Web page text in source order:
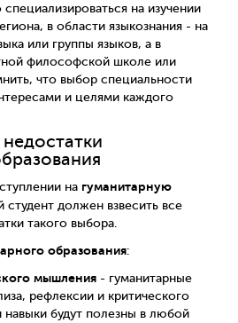
на изучении
в области языкознания - на
или группы языков, а в
философской школе или
что выбор специальности
и целями каждого
на гуманитарную
студент должен взвесить все
такого выбора.
образования:
мышления - гуманитарные
рефлексии и критического
навыки будут полезны в любой